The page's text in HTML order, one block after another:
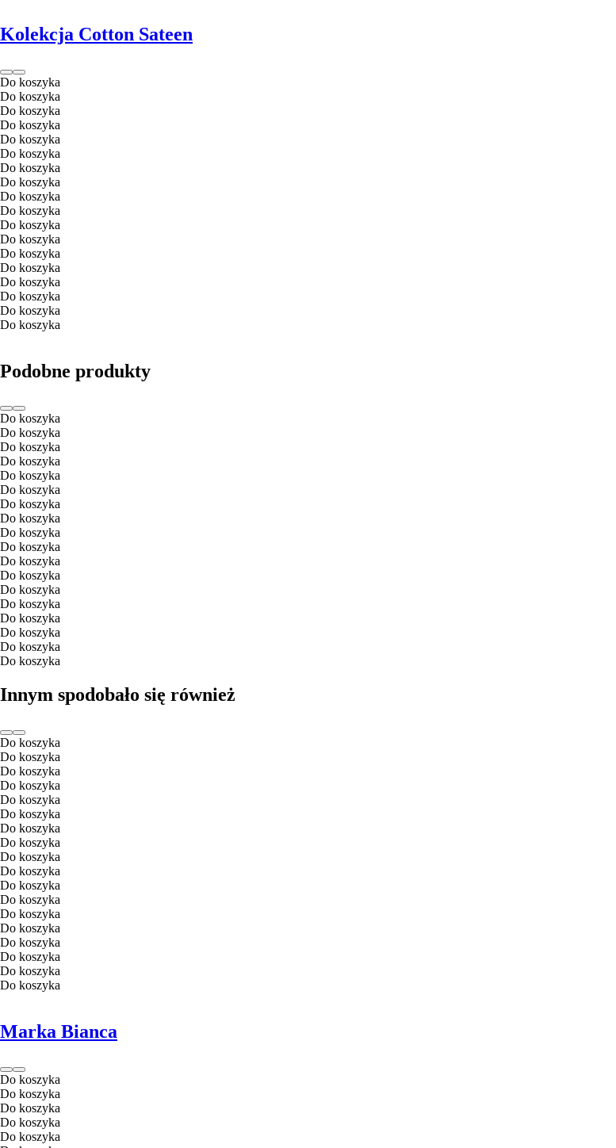
Kolekcja Cotton Sateen
Do koszyka
Do koszyka
Do koszyka
Do koszyka
Do koszyka
Do koszyka
Do koszyka
Do koszyka
Do koszyka
Do koszyka
Do koszyka
Do koszyka
Do koszyka
Do koszyka
Do koszyka
Do koszyka
Do koszyka
Do koszyka
Podobne produkty
Do koszyka
Do koszyka
Do koszyka
Do koszyka
Do koszyka
Do koszyka
Do koszyka
Do koszyka
Do koszyka
Do koszyka
Do koszyka
Do koszyka
Do koszyka
Do koszyka
Do koszyka
Do koszyka
Do koszyka
Do koszyka
Innym spodobało się również
Do koszyka
Do koszyka
Do koszyka
Do koszyka
Do koszyka
Do koszyka
Do koszyka
Do koszyka
Do koszyka
Do koszyka
Do koszyka
Do koszyka
Do koszyka
Do koszyka
Do koszyka
Do koszyka
Do koszyka
Do koszyka
Marka Bianca
Do koszyka
Do koszyka
Do koszyka
Do koszyka
Do koszyka